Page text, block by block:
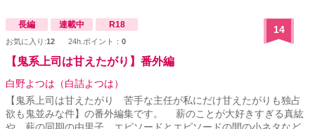
長編 連載中 R18
お気に入り:12 24h.ポイント： 0
14
【鬼系上司は甘えたがり】番外編
白野よつは（白詰よつは）
【鬼系上司は甘えたがり 苦手な主任が私にだけ甘えたがりも独占
欲も鬼並みな件】の番外編集です。 薪のことが大好きすぎる真紘